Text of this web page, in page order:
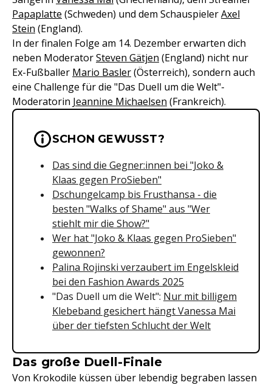
Papaplatte (Schweden) und dem SchauspielerAxel
Stein (England).
In der finalen Folge am 14. Dezember erwarten dich
neben ModeratorSteven Gätjen (England) nicht nur
Ex-Fußballer Mario Basler(Österreich), sondern auch
eine Challenge für die "Das Duell um die Welt"-
Moderatorin Jeannine Michaelsen (Frankreich).
Wichtige Hinweise &
SCHON GEWUSST?
Das sind die Gegner:innen bei "Joko &
Klaas gegen ProSieben"
Dschungelcamp bis Frusthansa - die
besten "Walks of Shame" aus "Wer
stiehlt mir die Show?"
Wer hat "Joko & Klaas gegen ProSieben"
gewonnen?
Palina Rojinski verzaubert im Engelskleid
bei den Fashion Awards 2025
"Das Duell um die Welt": Nur mit billigem
Klebeband gesichert hängt Vanessa Mai
über der tiefsten Schlucht der Welt
Das große Duell-Finale
Von Krokodile küssen über lebendig begraben lassen